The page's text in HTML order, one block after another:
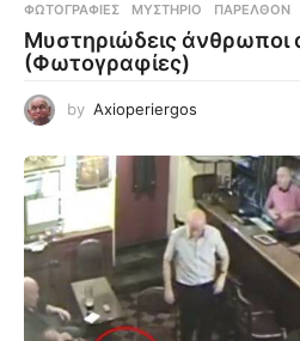
ΦΩΤΟΓΡΑΦΊΕΣ ΜΥΣΤΉΡΙΟ ,ΠΑΡΕΛΘΌΝ
Μυστηριώδεις άνθρωποι
(Φωτογραφίες)
by Axioperiergos